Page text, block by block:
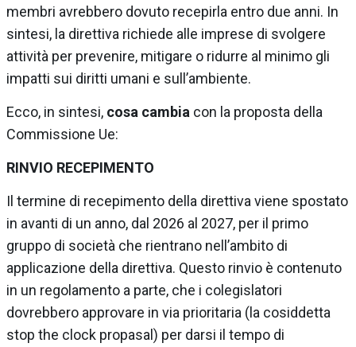
membri avrebbero dovuto recepirla entro due anni. In
sintesi, la direttiva richiede alle imprese di svolgere
attività per prevenire, mitigare o ridurre al minimo gli
impatti sui diritti umani e sull’ambiente.
Ecco, in sintesi, cosa cambia con la proposta della
Commissione Ue:
RINVIO RECEPIMENTO
Il termine di recepimento della direttiva viene spostato
in avanti di un anno, dal 2026 al 2027, per il primo
gruppo di società che rientrano nell’ambito di
applicazione della direttiva. Questo rinvio è contenuto
in un regolamento a parte, che i colegislatori
dovrebbero approvare in via prioritaria (la cosiddetta
stop the clock propasal) per darsi il tempo di